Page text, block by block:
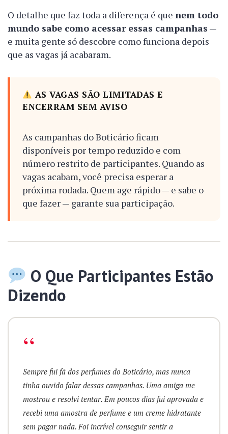
O detalhe que faz toda a diferença é que nem todo
mundo sabe como acessar essas campanhas —
e muita gente só descobre como funciona depois
que as vagas já acabaram.
AS VAGAS SÃO LIMITADAS E
ENCERRAM SEM AVISO
As campanhas do Boticário ficam
disponíveis por tempo reduzido e com
número restrito de participantes. Quando as
vagas acabam, você precisa esperar a
próxima rodada. Quem age rápido — e sabe o
que fazer — garante sua participação.
O Que Participantes Estão
Dizendo
“
Sempre fui fã dos perfumes do Boticário, mas nunca
tinha ouvido falar dessas campanhas. Uma amiga me
mostrou e resolvi tentar. Em poucos dias fui aprovada e
recebi uma amostra de perfume e um creme hidratante
sem pagar nada. Foi incrível conseguir sentir a